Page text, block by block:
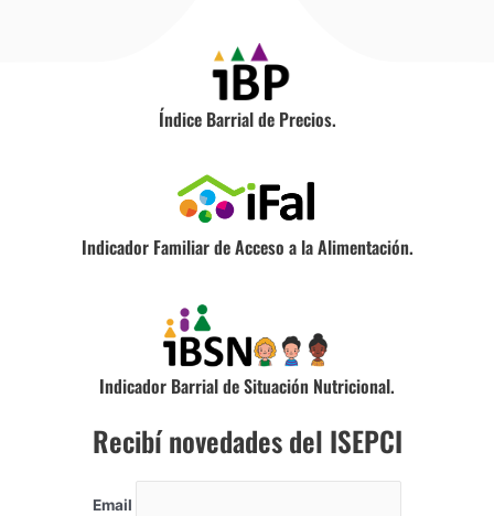
Índice Barrial de Precios.
Indicador Familiar de Acceso a la Alimentación.
Indicador Barrial de Situación Nutricional.
Recibí novedades del ISEPCI
Email